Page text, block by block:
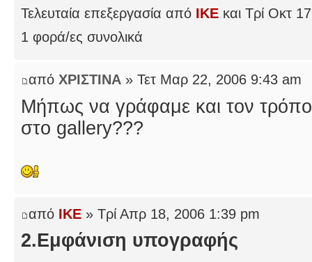
Τελευταία επεξεργασία από IKE και Τρί Οκτ
1 φορά/ες συνολικά
από ΧΡΙΣΤΙΝΑ » Τετ Μαρ 22, 2006 9:43 am
Μήπως να γράφαμε και τον
στο gallery???
από IKE » Τρί Απρ 18, 2006 1:39 pm
2.Εμφάνιση υπογραφής